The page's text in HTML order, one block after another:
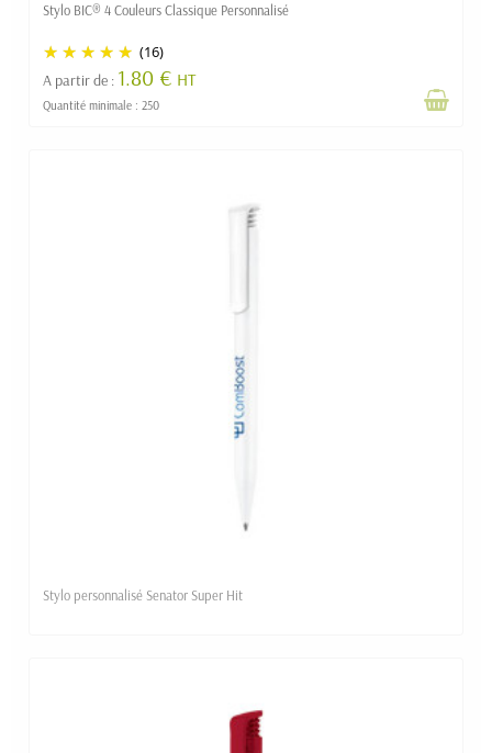
Stylo BIC® 4 Couleurs Classique Personnalisé
(16)
A partir de : 1.80 € HT
Quantité minimale : 250
Stylo personnalisé Senator Super Hit